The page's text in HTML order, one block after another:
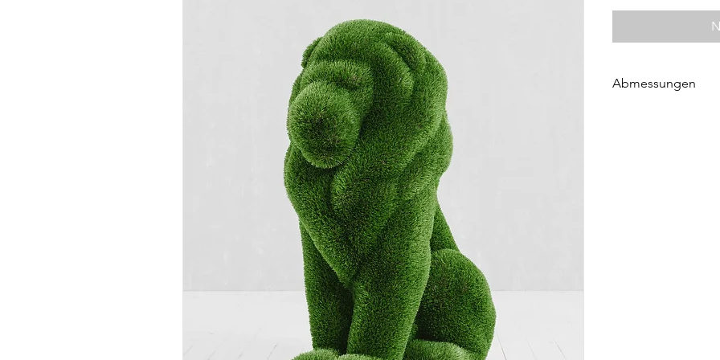
Abmessungen